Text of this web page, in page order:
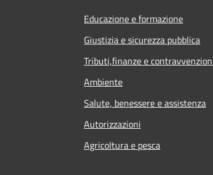
Educazione e formazione
Giustizia e sicurezza pubblica
Tributi,finanze e
Ambiente
Salute, benessere e assistenza
Autorizzazioni
Agricoltura e pesca